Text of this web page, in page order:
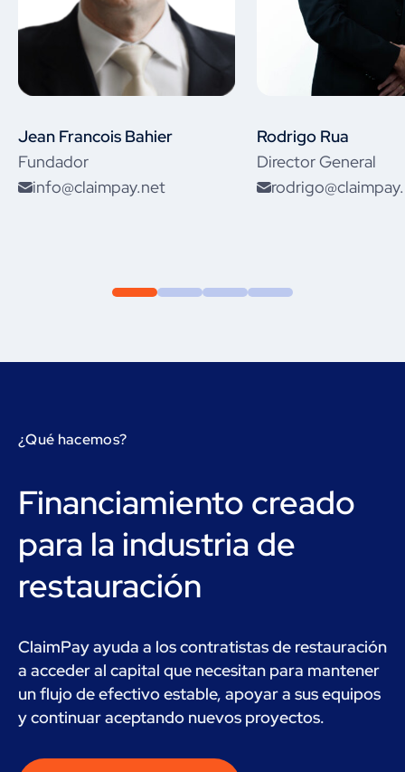
Jean Francois Bahier
Fundador
info@claimpay.net
Rodrigo Rua
Director General
¿Qué hacemos?
Financiamiento creado
para la industria de
restauración
ClaimPay ayuda a los contratistas de restauración
a acceder al capital que necesitan para mantener
un flujo de efectivo estable, apoyar a sus equipos
y continuar aceptando nuevos proyectos.